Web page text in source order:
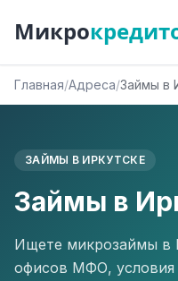
Микро
Главная/Адреса/Займы в
ЗАЙМЫ В ИРКУТСКЕ
Займы в
Ищете микрозаймы в
офисов МФО, условия